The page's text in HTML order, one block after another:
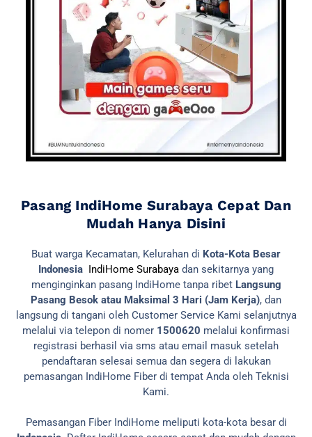
Pasang IndiHome Surabaya Cepat Dan
Mudah Hanya Disini
Buat warga Kecamatan, Kelurahan di Kota-Kota Besar
Indonesia IndiHome Surabaya dan sekitarnya yang
menginginkan pasang IndiHome tanpa ribet Langsung
Pasang Besok atau Maksimal 3 Hari (Jam Kerja), dan
langsung di tangani oleh Customer Service Kami selanjutnya
melalui via telepon di nomer 1500620 melalui konfirmasi
registrasi berhasil via sms atau email masuk setelah
pendaftaran selesai semua dan segera di lakukan
pemasangan IndiHome Fiber di tempat Anda oleh Teknisi
Kami.
Pemasangan Fiber IndiHome meliputi kota-kota besar di